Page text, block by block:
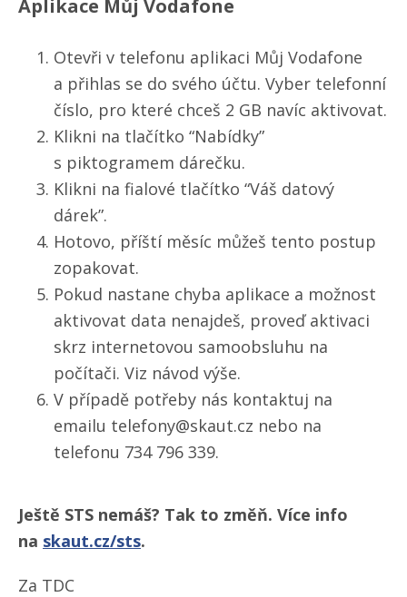
Aplikace Můj Vodafone
Otevři v telefonu aplikaci Můj Vodafone
a přihlas se do svého účtu. Vyber telefonní
číslo, pro které chceš 2 GB navíc aktivovat.
Klikni na tlačítko “Nabídky”
s piktogramem dárečku.
Klikni na fialové tlačítko “Váš datový
dárek”.
Hotovo, příští měsíc můžeš tento postup
zopakovat.
Pokud nastane chyba aplikace a možnost
aktivovat data nenajdeš, proveď aktivaci
skrz internetovou samoobsluhu na
počítači. Viz návod výše.
V případě potřeby nás kontaktuj na
emailu telefony@skaut.cz nebo na
telefonu 734 796 339.
Ještě STS nemáš? Tak to změň. Více info
na skaut.cz/​sts.
Za TDC